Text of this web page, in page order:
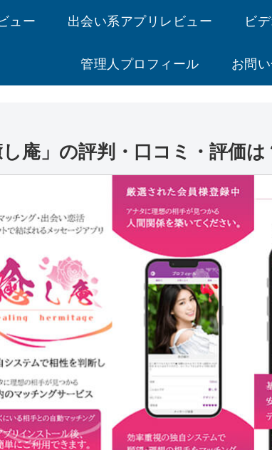
ュー 出会い系アプリレビュー ビ
管理人プロフィール お問
し庵」の評判・口コミ・評価